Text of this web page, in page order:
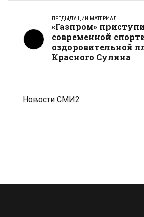
ПРЕДЫДУЩИЙ МАТЕРИАЛ
«Газпром»
современной
оздоровительной
Красного Сулина
Новости СМИ2